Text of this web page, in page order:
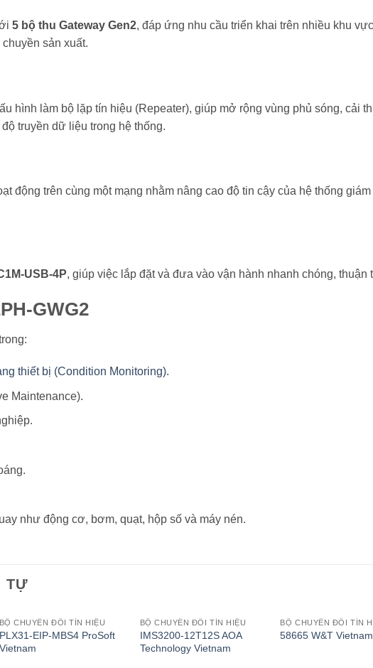
5 bộ thu Gateway Gen2, đáp ứng nhu cầu triển khai trên nhiều khu
sản xuất.
hình làm bộ lặp tín hiệu (Repeater), giúp mở rộng vùng phủ sóng, cải
truyền dữ liệu trong hệ thống.
động trên cùng một mạng nhằm nâng cao độ tin cậy của hệ thống giám
USB-4P, giúp việc lắp đặt và đưa vào vận hành nhanh chóng, thuận
GWG2
thiết bị (Condition Monitoring).
Maintenance).
như động cơ, bơm, quạt, hộp số và máy nén.
TỰ
BỘ CHUYỂN ĐỔI TÍN HIỆU
PLX31-EIP-MBS4 ProSoft
Vietnam
BỘ CHUYỂN ĐỔI TÍN HIỆU
IMS3200-12T12S AOA
Technology Vietnam
BỘ CHUYỂN ĐỔI TÍN
58665 W&T Vietnam